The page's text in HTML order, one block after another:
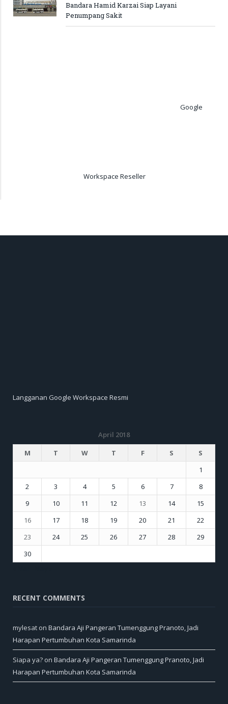
Bandara Hamid Karzai Siap Layani
Penumpang Sakit
Google
Workspace Reseller
Langganan Google Workspace Resmi
April 2018
M
T W T F S
S
1
2
3 4 5 6 7
8
9
10 11 12 13 14
15
16
17 18 19 20 21
22
23
24 25 26 27 28
29
30
RECENT COMMENTS
mylesat on Bandara Aji Pangeran Tumenggung Pranoto, Jadi
Harapan Pertumbuhan Kota Samarinda
Siapa ya? on Bandara Aji Pangeran Tumenggung Pranoto, Jadi
Harapan Pertumbuhan Kota Samarinda